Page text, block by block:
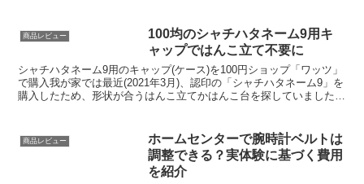
商品レビュー
100均のシャチハタネーム9用キ
ャップではんこ立て不要に
シャチハタネーム9用のキャップ(ケース)を100円ショップ「ワッツ」
で購入我が家では最近(2021年3月)、認印の「シャチハタネーム9」を
購入したため、形状が合うはんこ立てかはんこ台を探していました。
商品レビュー
ホームセンターで腕時計ベルトは
調整できる？実体験に基づく費用
を紹介